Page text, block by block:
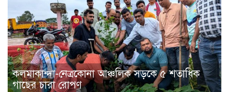
কলমাকান্দা-নেত্রকোনা আঞ্চলিক সড়কে ৫ শতাধিক
গাছের চারা রোপণ